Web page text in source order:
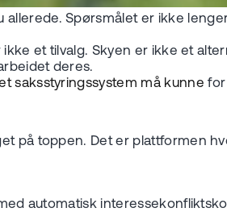
Spørsmålet er ikke
et tilvalg. Skyen er ikke et
deres.
saksstyringssystem må kunne for
på toppen. Det er plattformen
automatisk